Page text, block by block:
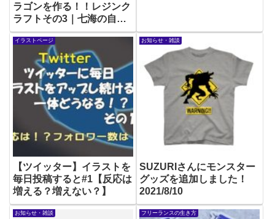
ラゴンを作る！！レジンク
ラフトその3｜七海の自由
工作3
イラストページ
【ツイッター】イラストを
毎日投稿すると#1【反応は
増える？増えない？】
お知らせ・雑談
SUZURIさんにモンスター
グッズを追加しました！
2021/8/10
お知らせ・雑談 フリーランスの生き方